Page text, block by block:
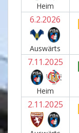
Heim
6.2.2026
Auswärts
7.11.2025
Heim
2.11.2025